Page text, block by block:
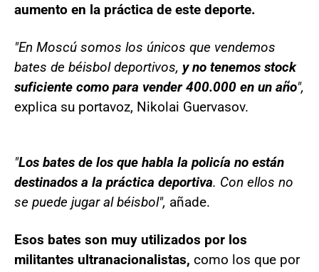
aumento en la práctica de este deporte.
"En Moscú somos los únicos que vendemos
bates de béisbol deportivos, y no tenemos stock
suficiente como para vender 400.000 en un año",
explica su portavoz, Nikolai Guervasov.
"Los bates de los que habla la policía no están
destinados a la práctica deportiva. Con ellos no
se puede jugar al béisbol", añade.
Esos bates son muy utilizados por los
militantes ultranacionalistas, como los que por